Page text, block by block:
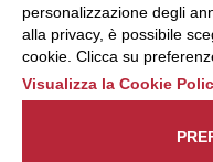
https://odm-
personalizzazione degli
alla privacy, è possibile
cookie. Clicca su
Visualizza la Cookie